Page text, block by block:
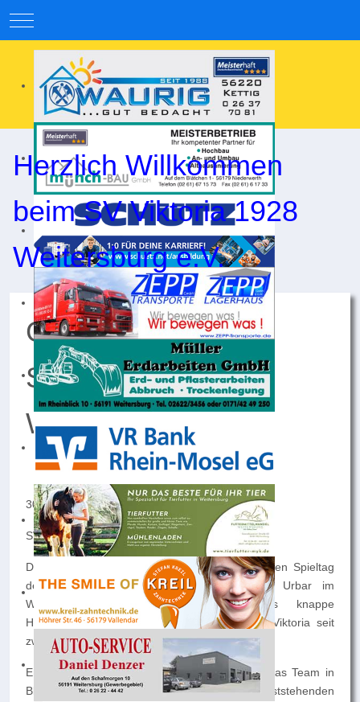
Mobile Menu Toggle
Herzlich Willkommen
beim SV Viktoria 1928
Weitersburg e.V.
Gelungenes
Saisonfinale im
Weiherstadion
30. Spieltag Bezirksliga Mitte
SV Weitersburg – FC Urbar 9:1 (4:0)
Der SV Viktoria Weitersburg empfing zum letzten Spieltag
der Bezirksliga Mitte den Lokalrivalen FC Urbar im
Weiherstadion. Viele hatten noch das knappe
Hinspielergebnis im Kopf, zudem wartete die Viktoria seit
zwei Monaten auf einen Sieg.
Entsprechend motiviert und konzentriert ging das Team in
Blau-Gelb in die Partie gegen den bereits feststehenden